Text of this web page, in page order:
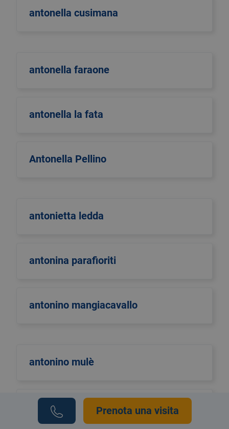
antonella cusimana
antonella faraone
antonella la fata
Antonella Pellino
antonietta ledda
antonina parafioriti
antonino mangiacavallo
antonino mulè
antonio di maggioPrenota una visita